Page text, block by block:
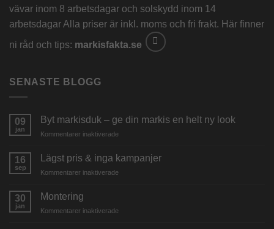
vävar inom 8 arbetsdagar och solskydd inom 14
arbetsdagar Alla priser är inkl. moms och fri frakt. Här finner
ni råd och tips: markisfakta.se
SENASTE BLOGG
09
jan
Byt markisduk – ge din markis en helt ny look
Kommentarer inaktiverade
16
sep
Lägst pris & inga kampanjer
Kommentarer inaktiverade
30
jan
Montering
Kommentarer inaktiverade